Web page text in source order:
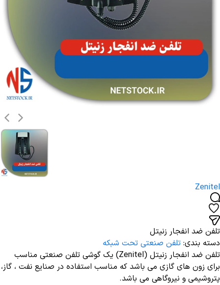
Zenitel
تلفن ضد انفجار زنیتل
دسته بندی: تلفن صنعتی تحت شبکه
تلفن ضد انفجار زنیتل (Zenitel) یک گوشی تلفن صنعتی مناسب
برای زون های گازی می باشد که مناسب استفاده در صنایع نفت ، گاز،
پتروشیمی و نیروگاهی می باشد.